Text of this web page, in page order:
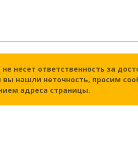
не несет ответственность за
нашли неточность, просим
адреса страницы.